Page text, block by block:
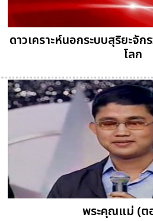
ดาวเคราะห์นอกระบบสุริยะจั
โลก
พระคุณแม่ (ต